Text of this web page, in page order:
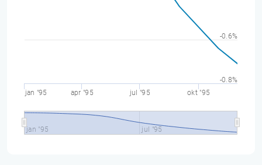
jan "95 apr "95 jul "95 okt "95
jan "95 jul "95
-0.8%
-0.6%